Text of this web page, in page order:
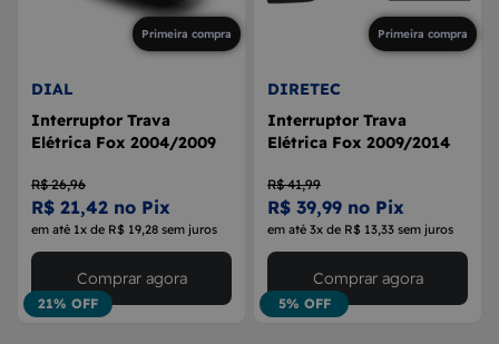
Primeira compra
DIAL
Interruptor Trava
Elétrica Fox 2004/2009
R$ 26,96
R$ 21,42 no Pix
em até 1x de R$ 19,28 sem juros
21% OFF
Comprar agora
Primeira compra
DIRETEC
Interruptor Trava
Elétrica Fox 2009/2014
R$ 41,99
R$ 39,99 no Pix
em até 3x de R$ 13,33 sem juros
5% OFF
Comprar agora